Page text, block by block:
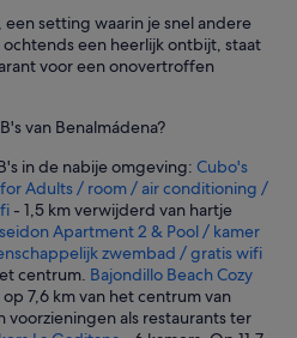
setting waarin je snel andere
een heerlijk ontbijt, staat
voor een onovertroffen
van Benalmádena?
in de nabije omgeving: Cubo's
for Adults / room / air conditioning /
- 1,5 km verwijderd van hartje
Apartment 2 & Pool / kamer
zwembad / gratis wifi
centrum. Bajondillo Beach Cozy
7,6 km van het centrum van
voorzieningen als restaurants ter